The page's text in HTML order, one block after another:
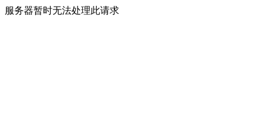
服务器暂时无法处理此请求